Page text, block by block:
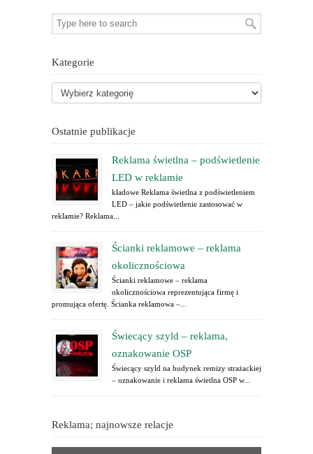
Kategorie
Ostatnie publikacje
Reklama świetlna – podświetlenie
LED w reklamie
kładowe Reklama świetlna z podświetleniem
LED – jakie podświetlenie zastosować w
reklamie? Reklama...
Ścianki reklamowe – reklama
okolicznościowa
Ścianki reklamowe – reklama
okolicznościowa reprezentująca firmę i
promująca ofertę. Ścianka reklamowa –...
Świecący szyld – reklama,
oznakowanie OSP
Świecący szyld na budynek remizy strażackiej
– oznakowanie i reklama świetlna OSP w...
Reklama; najnowsze relacje